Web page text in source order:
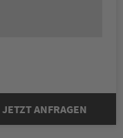
JETZT ANFRAGEN